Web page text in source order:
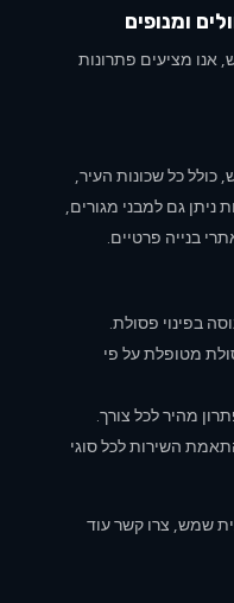
ומנופים
אנו מציעים פתרונות
כולל כל שכונות העיר,
ניתן גם למבני מגורים,
בנייה פרטיים.
בפינוי פסולת.
מטופלת על פי
מהיר לכל צורך.
השירות לכל סוגי
שמש, צרו קשר עוד